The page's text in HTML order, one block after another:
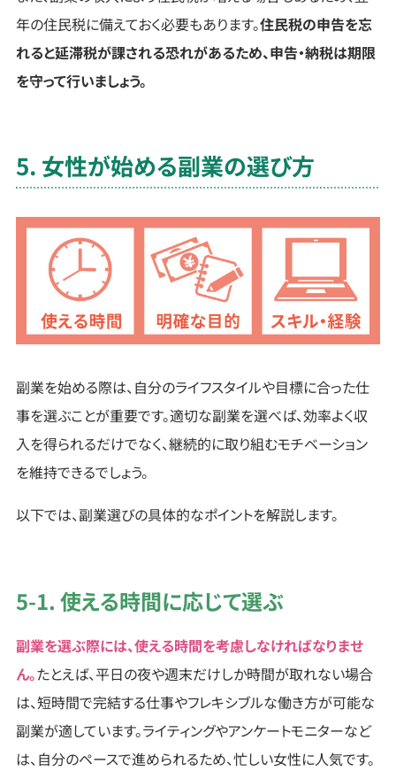
年の住民税に備えておく必要もあります。住民税の申告を忘
れると延滞税が課される恐れがあるため、申告・納税は期限
を守って行いましょう。
5. 女性が始める副業の選び方
副業を始める際は、自分のライフスタイルや目標に合った仕
事を選ぶことが重要です。適切な副業を選べば、効率よく収
入を得られるだけでなく、継続的に取り組むモチベーション
を維持できるでしょう。
以下では、副業選びの具体的なポイントを解説します。
5-1. 使える時間に応じて選ぶ
副業を選ぶ際には、使える時間を考慮しなければなりませ
ん。たとえば、平日の夜や週末だけしか時間が取れない場合
は、短時間で完結する仕事やフレキシブルな働き方が可能な
副業が適しています。ライティングやアンケートモニターなど
は、自分のペースで進められるため、忙しい女性に人気です。